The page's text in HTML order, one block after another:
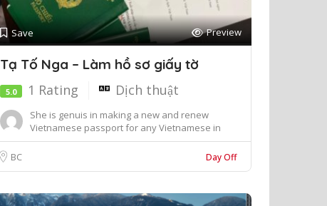
Save Preview
Tạ Tố Nga – Làm hồ sơ giấy tờ
5.0 1 Rating Dịch thuật
She is genuis in making a new and renew
Vietnamese passport for any Vietnamese in
Greater Vanco...
BC
Day Off